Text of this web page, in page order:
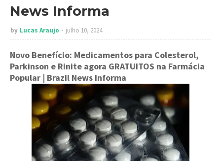
News Informa
by Lucas Araujo julho 10, 2024
Novo Benefício: Medicamentos para Colesterol,
Parkinson e Rinite agora GRATUITOS na Farmácia
Popular | Brazil News Informa